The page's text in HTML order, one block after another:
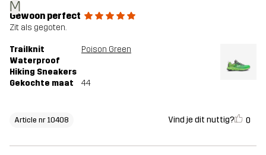
M
Gewoon perfect
Zit als gegoten.
Trailknit
Waterproof
Hiking Sneakers
Poison Green
Gekochte maat 44
Article nr 10408 Vind je dit nuttig? 0